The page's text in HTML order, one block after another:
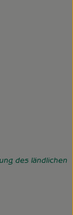
des ländlichen